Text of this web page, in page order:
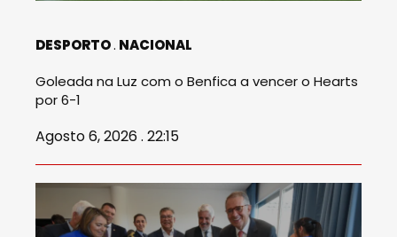
DESPORTO NACIONAL
Goleada na Luz com o Benfica a vencer o Hearts
por 6-1
Agosto 6, 2026 . 22:15